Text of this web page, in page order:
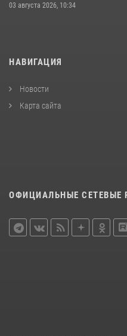
03 августа 2026, 10:34
НАВИГАЦИЯ
Новости
Карта сайта
ОФИЦИАЛЬНЫЕ СЕТЕВЫЕ